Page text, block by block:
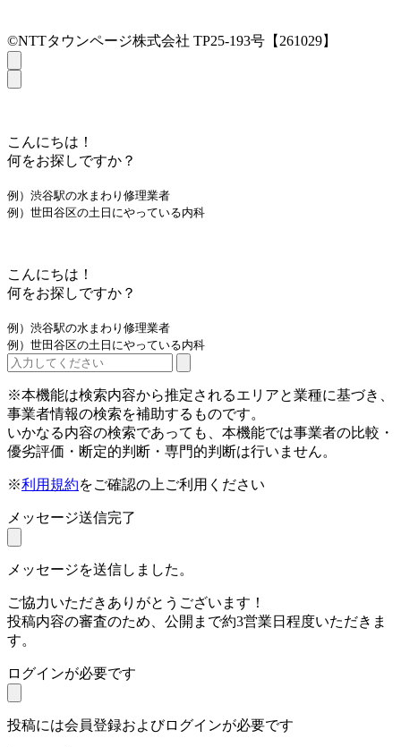
©NTTタウンページ株式会社 TP25-193号【261029】
こんにちは！
何をお探しですか？
例）渋谷駅の水まわり修理業者
例）世田谷区の土日にやっている内科
こんにちは！
何をお探しですか？
例）渋谷駅の水まわり修理業者
例）世田谷区の土日にやっている内科
※本機能は検索内容から推定されるエリアと業種に基づき、
事業者情報の検索を補助するものです。
いかなる内容の検索であっても、本機能では事業者の比較・
優劣評価・断定的判断・専門的判断は行いません。
※利用規約をご確認の上ご利用ください
メッセージ送信完了
メッセージを送信しました。
ご協力いただきありがとうございます！
投稿内容の審査のため、公開まで約3営業日程度いただきま
す。
ログインが必要です
投稿には会員登録およびログインが必要です